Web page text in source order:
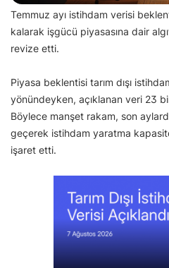
Temmuz ayı istihdam verisi
kalarak işgücü piyasasına dair
revize etti.
Piyasa beklentisi tarım dışı
yönündeyken, açıklanan veri 23
Böylece manşet rakam, son
geçerek istihdam yaratma
işaret etti.